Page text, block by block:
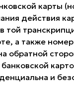
карты
действия
той
а также
обратной
и